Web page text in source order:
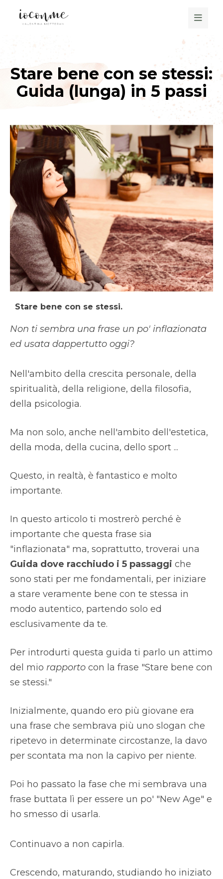
Stare bene con se stessi:
Guida (lunga) in 5 passi
Stare bene con se stessi.
Non ti sembra una frase un po' inflazionata
ed usata dappertutto oggi?
Nell'ambito della crescita personale, della
spiritualità, della religione, della filosofia,
della psicologia.
Ma non solo, anche nell'ambito dell'estetica,
della moda, della cucina, dello sport ...
Questo, in realtà, è fantastico e molto
importante.
In questo articolo ti mostrerò perché è
importante che questa frase sia
"inflazionata" ma, soprattutto, troverai una
Guida dove racchiudo i 5 passaggi che
sono stati per me fondamentali, per iniziare
a stare veramente bene con te stessa in
modo autentico, partendo solo ed
esclusivamente da te.
Per introdurti questa guida ti parlo un attimo
del mio rapporto con la frase "Stare bene con
se stessi."
Inizialmente, quando ero più giovane era
una frase che sembrava più uno slogan che
ripetevo in determinate circostanze, la davo
per scontata ma non la capivo per niente.
Poi ho passato la fase che mi sembrava una
frase buttata lì per essere un po' "New Age" e
ho smesso di usarla.
Continuavo a non capirla.
Crescendo, maturando, studiando ho iniziato